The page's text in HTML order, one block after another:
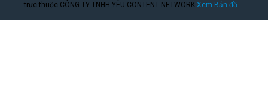
trực thuộc CÔNG TY TNHH YÊU CONTENT NETWORK.Xem Bản đồ